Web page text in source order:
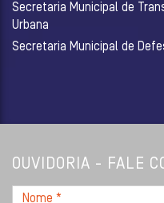
Secretaria Municipal de
Urbana
Secretaria Municipal de
OUVIDORIA - FALE
Nome